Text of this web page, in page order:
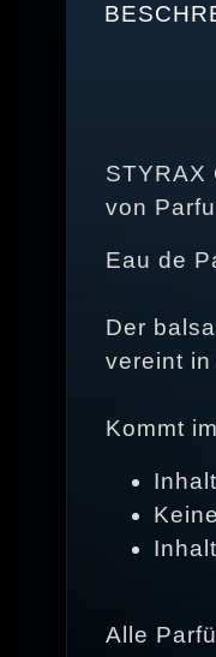
STYRAX
von
Eau de
Der
vereint
Kommt
Alle